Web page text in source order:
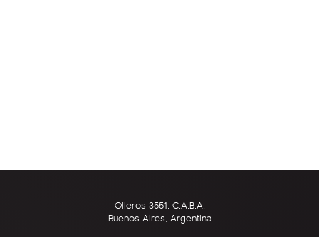
Olleros 3551, C.A.B.A.
Buenos Aires, Argentina